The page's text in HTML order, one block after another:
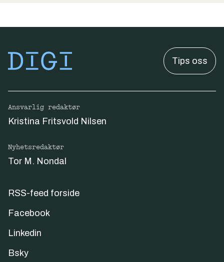
Tips oss
Ansvarlig redaktør
Kristina Fritsvold Nilsen
Nyhetsredaktør
Tor M. Nondal
RSS-feed forside
Facebook
Linkedin
Bsky